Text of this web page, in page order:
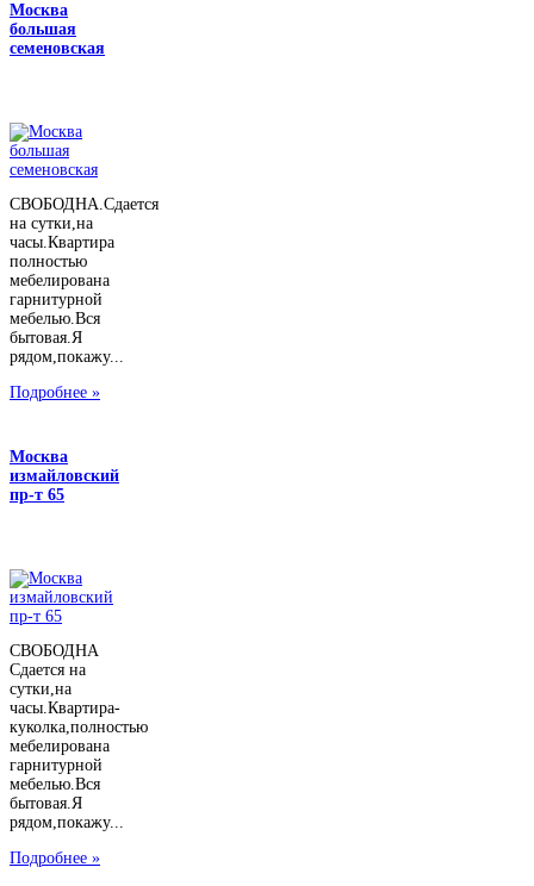
Москва
большая
семеновская
СВОБОДНА.Сдается
на сутки,на
часы.Квартира
полностью
мебелирована
гарнитурной
мебелью.Вся
бытовая.Я
рядом,покажу...
Подробнее »
Москва
измайловский
пр-т 65
СВОБОДНА
Сдается на
сутки,на
часы.Квартира-
куколка,полностью
мебелирована
гарнитурной
мебелью.Вся
бытовая.Я
рядом,покажу...
Подробнее »